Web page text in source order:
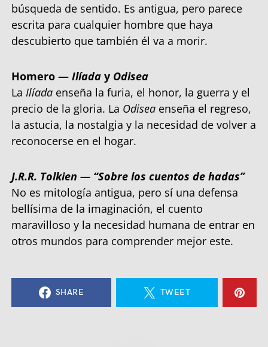
búsqueda de sentido. Es antigua, pero parece
escrita para cualquier hombre que haya
descubierto que también él va a morir.
Homero — Ilíada y Odisea
La Ilíada enseña la furia, el honor, la guerra y el
precio de la gloria. La Odisea enseña el regreso,
la astucia, la nostalgia y la necesidad de volver a
reconocerse en el hogar.
J.R.R. Tolkien — “Sobre los cuentos de hadas”
No es mitología antigua, pero sí una defensa
bellísima de la imaginación, el cuento
maravilloso y la necesidad humana de entrar en
otros mundos para comprender mejor este.
SHARE TWEET